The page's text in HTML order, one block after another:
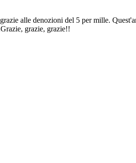
alle denozioni del 5 per mille.
grazie, grazie!!